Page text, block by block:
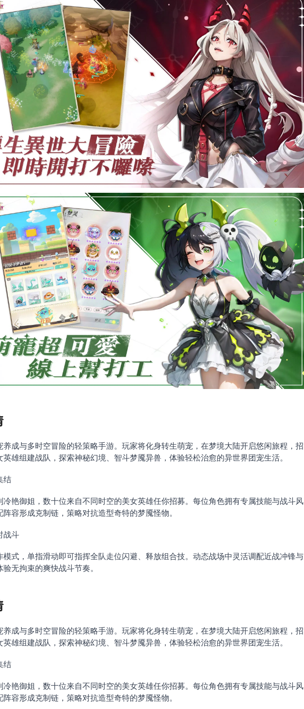
养成与多时空冒险的轻策略手游。玩家将化身转生萌宠，在梦境大陆开启悠闲旅程，招
雄组建战队，探索神秘幻境、智斗梦魇异兽，体验轻松治愈的异世界团宠生活。
结
冷艳御姐，数十位来自不同时空的美女英雄任你招募。每位角色拥有专属技能与战斗风
容形成克制链，策略对抗造型奇特的梦魇怪物。
战斗
模式，单指滑动即可指挥全队走位闪避、释放组合技。动态战场中灵活调配近战冲锋与
无拘束的爽快战斗节奏。
养成与多时空冒险的轻策略手游。玩家将化身转生萌宠，在梦境大陆开启悠闲旅程，招
雄组建战队，探索神秘幻境、智斗梦魇异兽，体验轻松治愈的异世界团宠生活。
结
冷艳御姐，数十位来自不同时空的美女英雄任你招募。每位角色拥有专属技能与战斗风
容形成克制链，策略对抗造型奇特的梦魇怪物。